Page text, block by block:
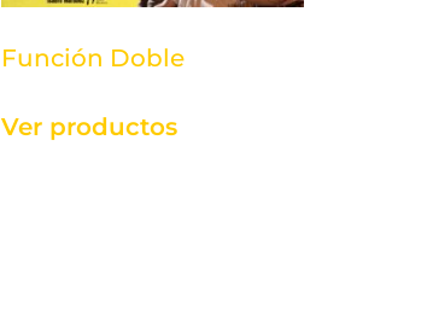
Función Doble
Ver productos